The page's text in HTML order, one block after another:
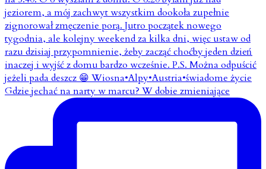
Gdzie jechać na narty w marcu? W dobie zmieniające